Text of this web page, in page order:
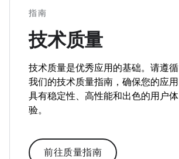
指南
技术质量
技术质量是优秀应用的基础。请遵循
我们的技术质量指南，确保您的应用
具有稳定性、高性能和出色的用户体
验。
前往质量指南